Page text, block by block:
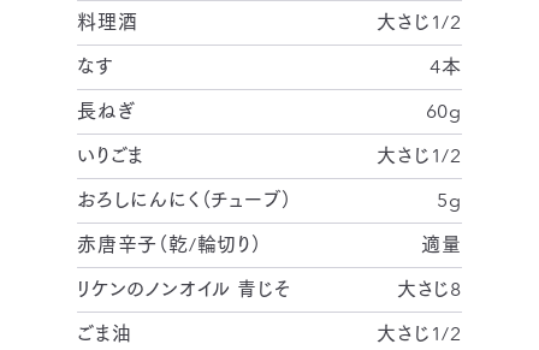
料理酒
大さじ1/2
なす
4本
長ねぎ
60g
いりごま
大さじ1/2
おろしにんにく（チューブ）
5g
赤唐辛子（乾/輪切り）
適量
リケンのノンオイル 青じそ
大さじ8
ごま油
大さじ1/2